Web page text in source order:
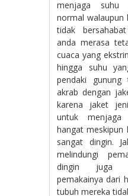
menjaga
normal walaupun
tidak
anda merasa
cuaca yang
hingga suhu
pendaki
akrab dengan
karena jaket
untuk
hangat meskipun
sangat dingin.
melindungi
dingin juga
pemakainya dari
tubuh mereka